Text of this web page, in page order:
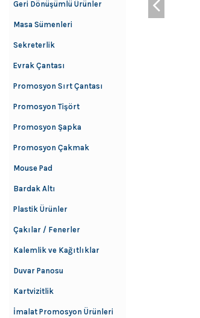
Geri Dönüşümlü Ürünler
Masa Sümenleri
Sekreterlik
Evrak Çantası
Promosyon Sırt Çantası
Promosyon Tişört
Promosyon Şapka
Promosyon Çakmak
Mouse Pad
Bardak Altı
Plastik Ürünler
Çakılar / Fenerler
Kalemlik ve Kağıtlıklar
Duvar Panosu
Kartvizitlik
İmalat Promosyon Ürünleri